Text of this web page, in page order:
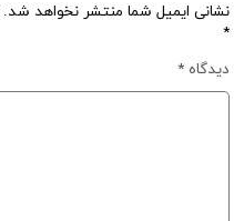
نشانی ایمیل شما منتشر نخواهد شد.
*
دیدگاه*